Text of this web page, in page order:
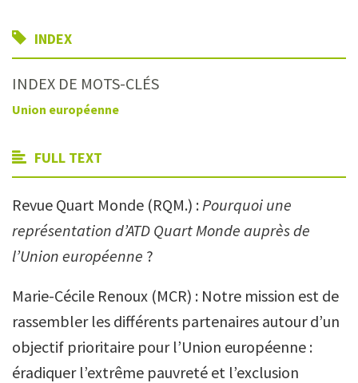
INDEX
INDEX DE MOTS-CLÉS
Union européenne
FULL TEXT
Revue Quart Monde (RQM.) :Pourquoi une
représentation d’ATD Quart Monde auprès de
l’Union européenne ?
Marie-Cécile Renoux (MCR) : Notre mission est de
rassembler les différents partenaires autour d’un
objectif prioritaire pour l’Union européenne :
éradiquer l’extrême pauvreté et l’exclusion